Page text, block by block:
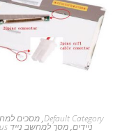
Default Category
,מסכים
ניידים,מסך למחשב נייד Asus